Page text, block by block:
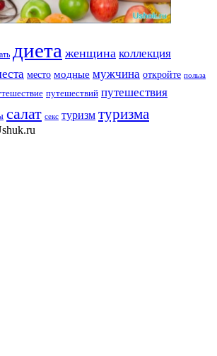
диета женщина коллекция
место модные мужчина откройте польза
путешествий путешествия
салат секс туризм туризма